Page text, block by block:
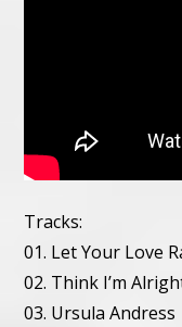
Tracks:
01. Let Your Love
02. Think I’m
03. Ursula Andress